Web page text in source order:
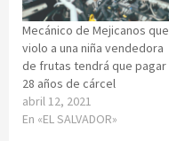
Mecánico de Mejicanos que
violo a una niña vendedora
de frutas tendrá que pagar
28 años de cárcel
abril 12, 2021
En «EL SALVADOR»